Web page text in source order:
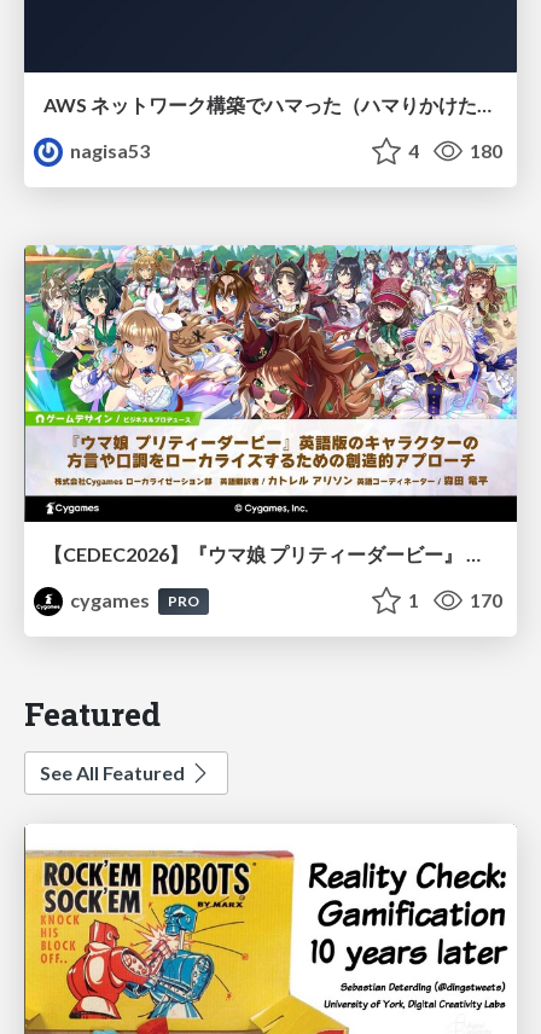
nagisa53
4 180
【CEDEC2026】『ウマ娘 プリティーダービー』 英語版のキャラクターの方言や口調をローカライズするための創造的アプローチ
cygames
PRO 1 170
Featured
See All Featured